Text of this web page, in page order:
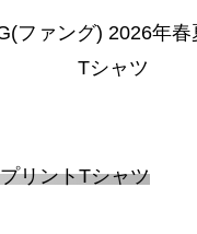
ファング) 2026年
Tシャツ
リントTシャツ